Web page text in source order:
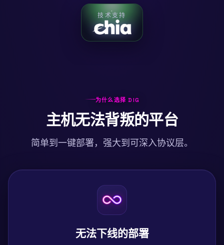
技术支持
为什么选择 DIG
主机无法背叛的平台
简单到一键部署，强大到可深入协议层。
无法下线的部署